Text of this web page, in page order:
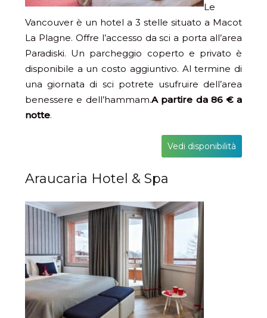
Le
Vancouver è un hotel a 3 stelle situato a Macot
La Plagne. Offre l’accesso da sci a porta all’area
Paradiski. Un parcheggio coperto e privato è
disponibile a un costo aggiuntivo. Al termine di
una giornata di sci potrete usufruire dell’area
benessere e dell’hammam.A partire da 86 € a
notte.
Vedi disponibilità
Araucaria Hotel & Spa